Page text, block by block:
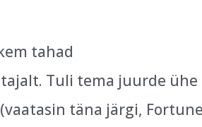
tahad
Tuli tema juurde ühe
täna järgi,